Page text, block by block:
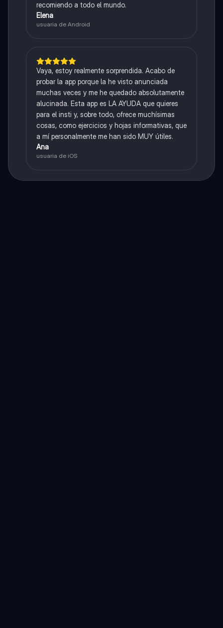
recomiendo a todo el mundo.
Elena
usuaria de Android
Vaya, estoy realmente sorprendida. Acabo de
probar la app porque la he visto anunciada
muchas veces y me he quedado absolutamente
alucinada. Esta app es LA AYUDA que quieres
para el insti y, sobre todo, ofrece muchísimas
cosas, como ejercicios y hojas informativas, que
a mí personalmente me han sido MUY útiles.
Ana
usuaria de iOS